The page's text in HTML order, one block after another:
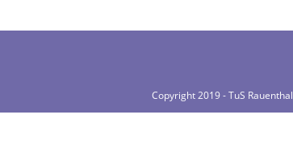
Copyright 2019 - TuS Rauenthal